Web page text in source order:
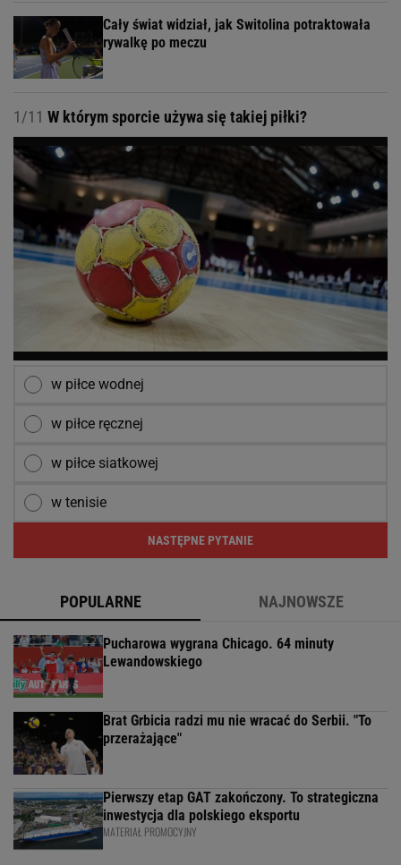
Cały świat widział, jak Switolina potraktowała
rywalkę po meczu
1/11 W którym sporcie używa się takiej piłki?
w piłce wodnej
w piłce ręcznej
w piłce siatkowej
w tenisie
NASTĘPNE PYTANIE
POPULARNE NAJNOWSZE
Pucharowa wygrana Chicago. 64 minuty
Lewandowskiego
Brat Grbicia radzi mu nie wracać do Serbii. "To
przerażające"
Pierwszy etap GAT zakończony. To strategiczna
inwestycja dla polskiego eksportu
MATERIAŁ PROMOCYJNY